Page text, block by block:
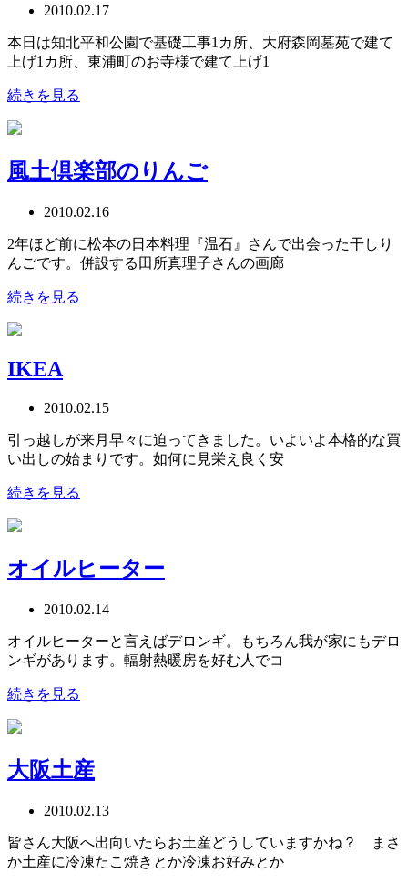
2010.02.17
本日は知北平和公園で基礎工事1カ所、大府森岡墓苑で建て
上げ1カ所、東浦町のお寺様で建て上げ1
続きを見る
風土倶楽部のりんご
2010.02.16
2年ほど前に松本の日本料理『温石』さんで出会った干しり
んごです。併設する田所真理子さんの画廊
続きを見る
IKEA
2010.02.15
引っ越しが来月早々に迫ってきました。いよいよ本格的な買
い出しの始まりです。如何に見栄え良く安
続きを見る
オイルヒーター
2010.02.14
オイルヒーターと言えばデロンギ。もちろん我が家にもデロ
ンギがあります。輻射熱暖房を好む人でコ
続きを見る
大阪土産
2010.02.13
皆さん大阪へ出向いたらお土産どうしていますかね？ まさ
か土産に冷凍たこ焼きとか冷凍お好みとか